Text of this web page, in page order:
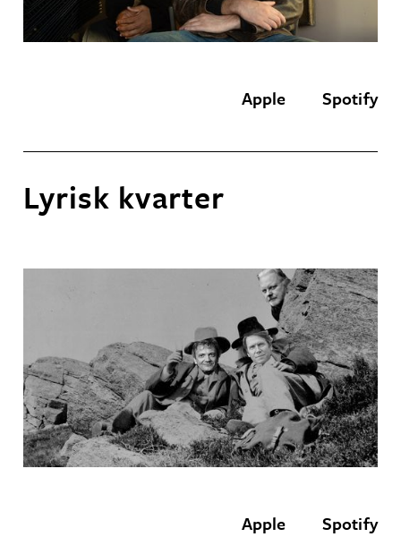
Apple Spotify
Lyrisk kvarter
Apple Spotify